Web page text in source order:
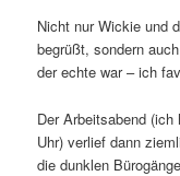
Nicht nur Wickie und
begrüßt, sondern
der echte war – ich
Der Arbeitsabend
Uhr) verlief dann
die dunklen